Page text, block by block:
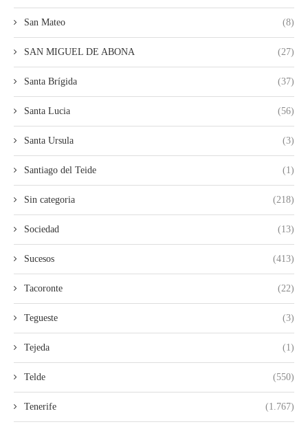
San Mateo (8)
SAN MIGUEL DE ABONA (27)
Santa Brígida (37)
Santa Lucia (56)
Santa Ursula (3)
Santiago del Teide (1)
Sin categoria (218)
Sociedad (13)
Sucesos (413)
Tacoronte (22)
Tegueste (3)
Tejeda (1)
Telde (550)
Tenerife (1.767)